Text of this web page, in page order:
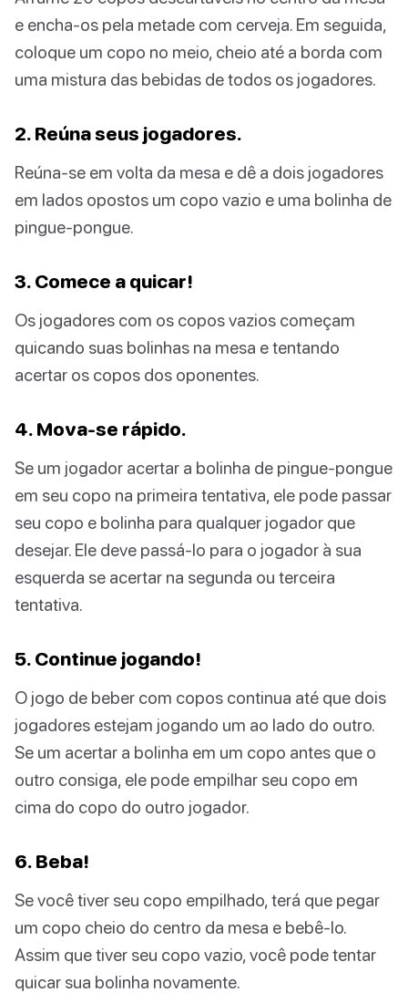
e encha-os pela metade com cerveja. Em seguida,
coloque um copo no meio, cheio até a borda com
uma mistura das bebidas de todos os jogadores.
2. Reúna seus jogadores.
Reúna-se em volta da mesa e dê a dois jogadores
em lados opostos um copo vazio e uma bolinha de
pingue-pongue.
3. Comece a quicar!
Os jogadores com os copos vazios começam
quicando suas bolinhas na mesa e tentando
acertar os copos dos oponentes.
4. Mova-se rápido.
Se um jogador acertar a bolinha de pingue-pongue
em seu copo na primeira tentativa, ele pode passar
seu copo e bolinha para qualquer jogador que
desejar. Ele deve passá-lo para o jogador à sua
esquerda se acertar na segunda ou terceira
tentativa.
5. Continue jogando!
O jogo de beber com copos continua até que dois
jogadores estejam jogando um ao lado do outro.
Se um acertar a bolinha em um copo antes que o
outro consiga, ele pode empilhar seu copo em
cima do copo do outro jogador.
6. Beba!
Se você tiver seu copo empilhado, terá que pegar
um copo cheio do centro da mesa e bebê-lo.
Assim que tiver seu copo vazio, você pode tentar
quicar sua bolinha novamente.